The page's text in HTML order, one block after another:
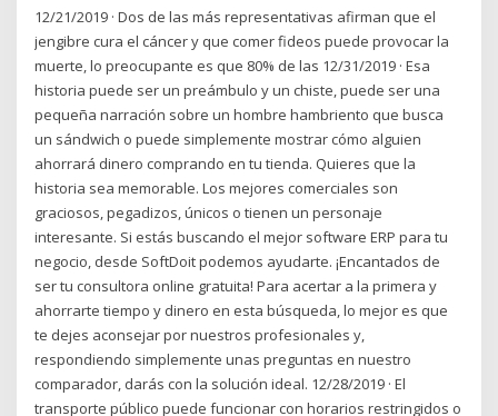
12/21/2019 · Dos de las más representativas afirman que el
jengibre cura el cáncer y que comer fideos puede provocar la
muerte, lo preocupante es que 80% de las 12/31/2019 · Esa
historia puede ser un preámbulo y un chiste, puede ser una
pequeña narración sobre un hombre hambriento que busca
un sándwich o puede simplemente mostrar cómo alguien
ahorrará dinero comprando en tu tienda. Quieres que la
historia sea memorable. Los mejores comerciales son
graciosos, pegadizos, únicos o tienen un personaje
interesante. Si estás buscando el mejor software ERP para tu
negocio, desde SoftDoit podemos ayudarte. ¡Encantados de
ser tu consultora online gratuita! Para acertar a la primera y
ahorrarte tiempo y dinero en esta búsqueda, lo mejor es que
te dejes aconsejar por nuestros profesionales y,
respondiendo simplemente unas preguntas en nuestro
comparador, darás con la solución ideal. 12/28/2019 · El
transporte público puede funcionar con horarios restringidos o